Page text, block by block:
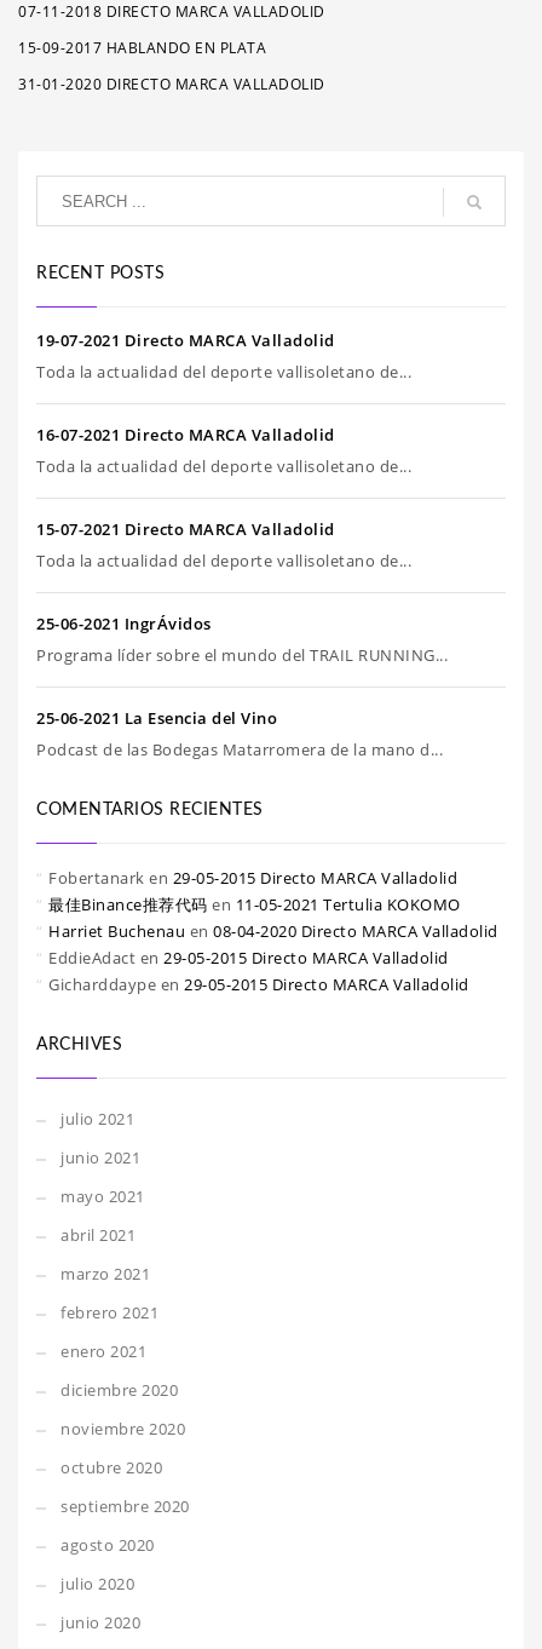
07-11-2018 DIRECTO MARCA VALLADOLID
15-09-2017 HABLANDO EN PLATA
31-01-2020 DIRECTO MARCA VALLADOLID
RECENT POSTS
19-07-2021 Directo MARCA Valladolid
Toda la actualidad del deporte vallisoletano de...
16-07-2021 Directo MARCA Valladolid
Toda la actualidad del deporte vallisoletano de...
15-07-2021 Directo MARCA Valladolid
Toda la actualidad del deporte vallisoletano de...
25-06-2021 IngrÁvidos
Programa líder sobre el mundo del TRAIL RUNNING...
25-06-2021 La Esencia del Vino
Podcast de las Bodegas Matarromera de la mano d...
COMENTARIOS RECIENTES
Fobertanark en 29-05-2015 Directo MARCA Valladolid
最佳Binance推荐代码 en 11-05-2021 Tertulia KOKOMO
Harriet Buchenau en 08-04-2020 Directo MARCA Valladolid
EddieAdact en 29-05-2015 Directo MARCA Valladolid
Gicharddaype en 29-05-2015 Directo MARCA Valladolid
ARCHIVES
julio 2021
junio 2021
mayo 2021
abril 2021
marzo 2021
febrero 2021
enero 2021
diciembre 2020
noviembre 2020
octubre 2020
septiembre 2020
agosto 2020
julio 2020
junio 2020